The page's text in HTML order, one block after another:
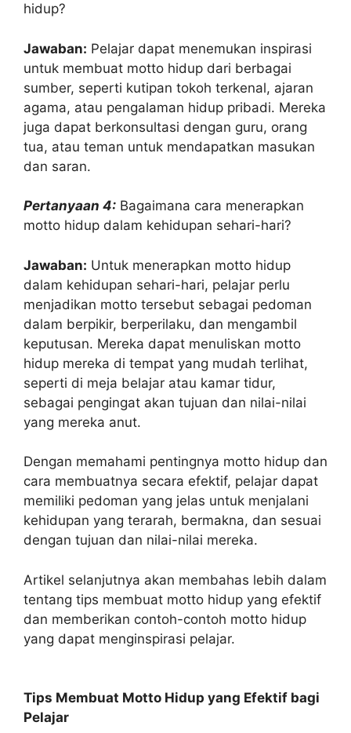
hidup?
Jawaban: Pelajar dapat menemukan inspirasi
untuk membuat motto hidup dari berbagai
sumber, seperti kutipan tokoh terkenal, ajaran
agama, atau pengalaman hidup pribadi. Mereka
juga dapat berkonsultasi dengan guru, orang
tua, atau teman untuk mendapatkan masukan
dan saran.
Pertanyaan 4: Bagaimana cara menerapkan
motto hidup dalam kehidupan sehari-hari?
Jawaban: Untuk menerapkan motto hidup
dalam kehidupan sehari-hari, pelajar perlu
menjadikan motto tersebut sebagai pedoman
dalam berpikir, berperilaku, dan mengambil
keputusan. Mereka dapat menuliskan motto
hidup mereka di tempat yang mudah terlihat,
seperti di meja belajar atau kamar tidur,
sebagai pengingat akan tujuan dan nilai-nilai
yang mereka anut.
Dengan memahami pentingnya motto hidup dan
cara membuatnya secara efektif, pelajar dapat
memiliki pedoman yang jelas untuk menjalani
kehidupan yang terarah, bermakna, dan sesuai
dengan tujuan dan nilai-nilai mereka.
Artikel selanjutnya akan membahas lebih dalam
tentang tips membuat motto hidup yang efektif
dan memberikan contoh-contoh motto hidup
yang dapat menginspirasi pelajar.
Tips Membuat Motto Hidup yang Efektif bagi
Pelajar